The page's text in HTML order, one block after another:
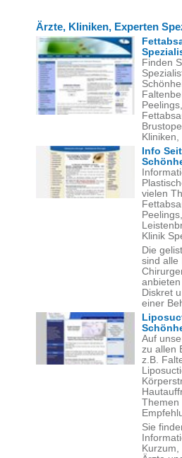
Ärzte, Kliniken, Experten
Finden
Info
vielen
Klinik
Die
sind alle
Diskret
einer
Auf
zu allen
z.B.
Themen
Sie